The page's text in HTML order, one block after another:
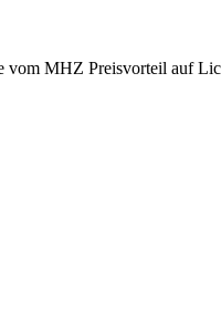
vom MHZ Preisvorteil auf